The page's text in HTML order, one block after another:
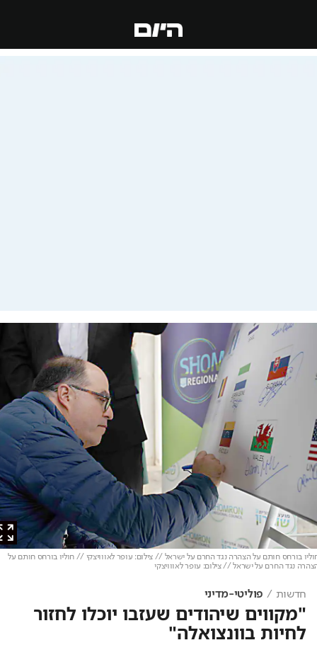
בורחס חותם על הצהרה נגד החרם על ישראל // צילום: עופר לאווויצקי // חוליו בורחס חותם על
נגד החרם על ישראל // צילום: עופר לאווויצקי
חדשות פוליטי-מדיני
"מקווים שיהודים שעזבו יוכלו לחזור
לחיות בוונצואלה"